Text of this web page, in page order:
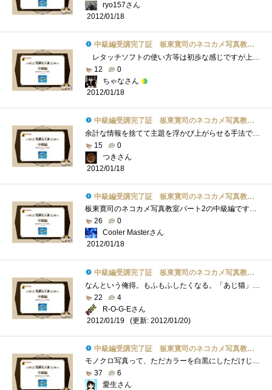
ryo157さん
2012/01/18
中級編受講完了証 板東寛司のネコカメ写真教室パート2
レタッチソフトの使い方等は初歩な感じですが上級になると凄い事になるのかなo(^o^)o猫がいっぱいで写真を見ながら読んでいくだけでもとても�...
12
0
ちゃなさん
2012/01/18
中級編受講完了証 板東寛司のネコカメ写真教室パート2
余計な情報を捨てて主題を浮かび上がらせる手法ですね。今回の教室では色を無くすことで猫を引き立ててます。いまいちなカラー画像もモノク�...
15
0
つきさん
2012/01/18
中級編受講完了証 板東寛司のネコカメ写真教室パート2
板東寛司のネコカメ写真教室パート2の中級編です！講座は以下の3点が主な内容。①あじ猫の撮り方②モノクロの写真の加工方法③スライドショー...
26
0
Cooler Masterさん
2012/01/18
中級編受講完了証 板東寛司のネコカメ写真教室パート2
なんという俺得。もふもふしたくなる。「あじ猫」か…。猫飼ってない、猫カフェもないので無理だったなぁ(´ﾟ'ωﾟ`)ｼｮﾎﾞｰﾝというわ�...
22
4
R-O-G-Eさん
2012/01/19
(更新: 2012/01/20)
中級編受講完了証 板東寛司のネコカメ写真教室パート2
モノクロ写真って、ただカラーを白黒にしただけじゃなく、色々と調整してふわふわにしてるんですね。LightRoom3でモノクロ化してるけど・・・PSE1...
37
6
愛生さん